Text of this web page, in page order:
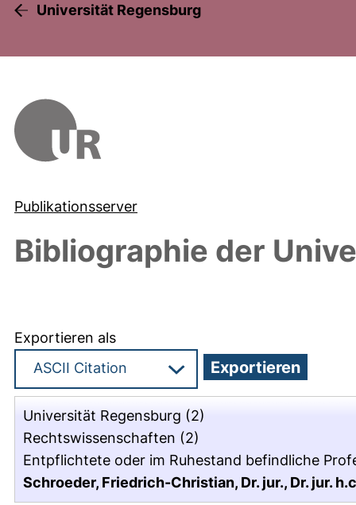
Universität Regensburg
Publikationsserver
Bibliographie der
Exportieren als
Universität Regensburg (2)
Rechtswissenschaften (2)
Entpflichtete oder im Ruhestand befindliche
Schroeder, Friedrich-Christian, Dr. jur., Dr. jur.